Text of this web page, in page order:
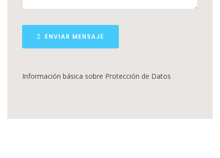
Información básica sobre Protección de Datos